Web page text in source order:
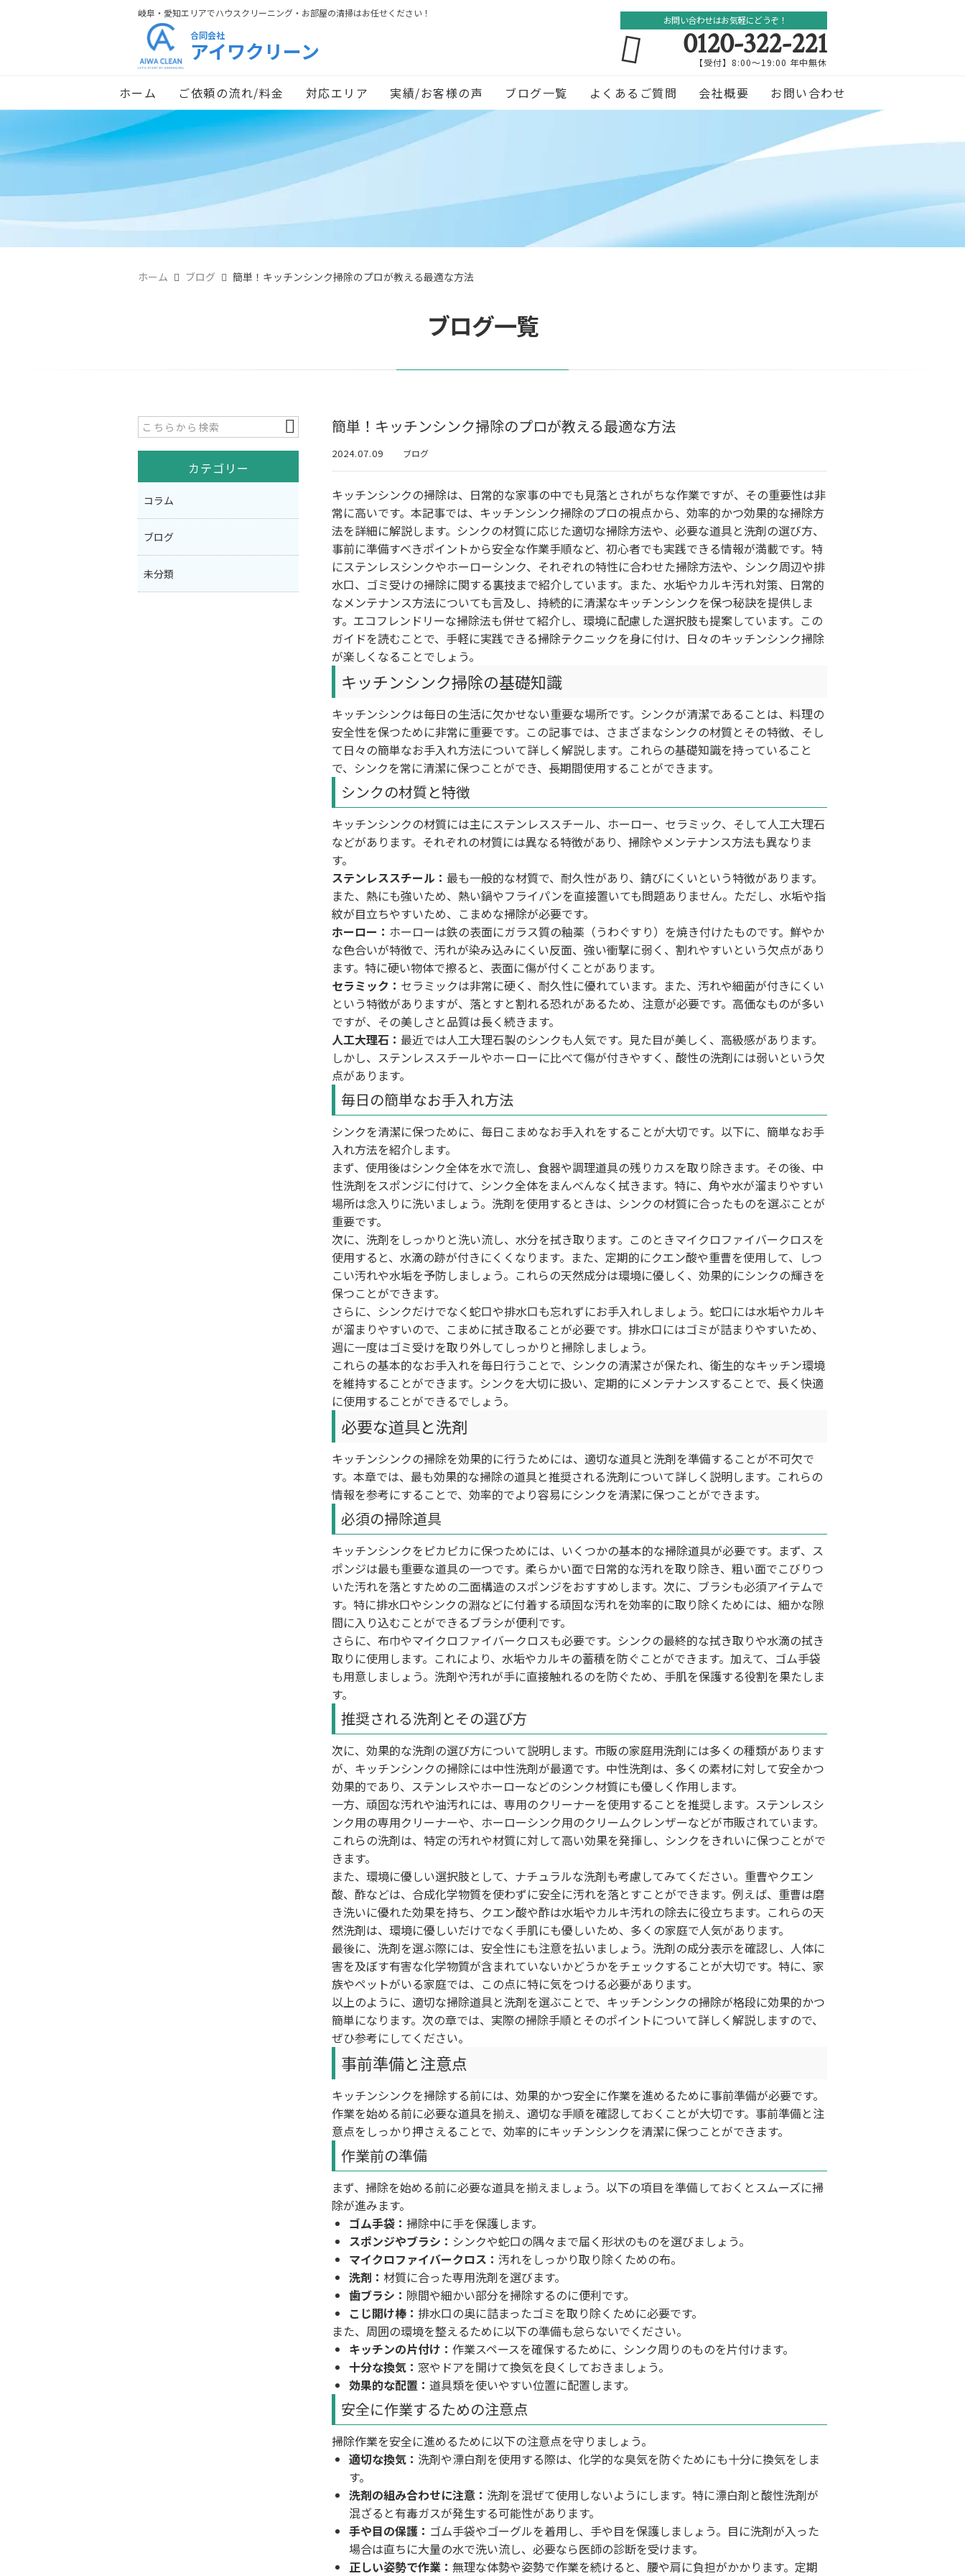
岐阜・愛知エリアでハウスクリーニング・お部屋の清掃はお任せください！
合同会社
アイワクリーン
お問い合わせはお気軽にどうぞ！
0120-322-221
【受付】8:00～19:00 年中無休
ホーム ご依頼の流れ/料金 対応エリア 実績/お客様の声 ブログ一覧 よくあるご質問 会社概要 お問い合わせ
ホーム ブログ 簡単！キッチンシンク掃除のプロが教える最適な方法
ブログ一覧
簡単！キッチンシンク掃除のプロが教える最適な方法
2024.07.09 ブログ
キッチンシンクの掃除は、日常的な家事の中でも見落とされがちな作業ですが、その重要性は非
常に高いです。本記事では、キッチンシンク掃除のプロの視点から、効率的かつ効果的な掃除方
法を詳細に解説します。シンクの材質に応じた適切な掃除方法や、必要な道具と洗剤の選び方、
事前に準備すべきポイントから安全な作業手順など、初心者でも実践できる情報が満載です。特
にステンレスシンクやホーローシンク、それぞれの特性に合わせた掃除方法や、シンク周辺や排
水口、ゴミ受けの掃除に関する裏技まで紹介しています。また、水垢やカルキ汚れ対策、日常的
なメンテナンス方法についても言及し、持続的に清潔なキッチンシンクを保つ秘訣を提供しま
す。エコフレンドリーな掃除法も併せて紹介し、環境に配慮した選択肢も提案しています。この
ガイドを読むことで、手軽に実践できる掃除テクニックを身に付け、日々のキッチンシンク掃除
が楽しくなることでしょう。
キッチンシンク掃除の基礎知識
キッチンシンクは毎日の生活に欠かせない重要な場所です。シンクが清潔であることは、料理の
安全性を保つために非常に重要です。この記事では、さまざまなシンクの材質とその特徴、そし
て日々の簡単なお手入れ方法について詳しく解説します。これらの基礎知識を持っていること
で、シンクを常に清潔に保つことができ、長期間使用することができます。
シンクの材質と特徴
キッチンシンクの材質には主にステンレススチール、ホーロー、セラミック、そして人工大理石
などがあります。それぞれの材質には異なる特徴があり、掃除やメンテナンス方法も異なりま
す。
ステンレススチール： 最も一般的な材質で、耐久性があり、錆びにくいという特徴があります。
また、熱にも強いため、熱い鍋やフライパンを直接置いても問題ありません。ただし、水垢や指
紋が目立ちやすいため、こまめな掃除が必要です。
ホーロー： ホーローは鉄の表面にガラス質の釉薬（うわぐすり）を焼き付けたものです。鮮やか
な色合いが特徴で、汚れが染み込みにくい反面、強い衝撃に弱く、割れやすいという欠点があり
ます。特に硬い物体で擦ると、表面に傷が付くことがあります。
セラミック： セラミックは非常に硬く、耐久性に優れています。また、汚れや細菌が付きにくい
という特徴がありますが、落とすと割れる恐れがあるため、注意が必要です。高価なものが多い
ですが、その美しさと品質は長く続きます。
人工大理石： 最近では人工大理石製のシンクも人気です。見た目が美しく、高級感があります。
しかし、ステンレススチールやホーローに比べて傷が付きやすく、酸性の洗剤には弱いという欠
点があります。
毎日の簡単なお手入れ方法
シンクを清潔に保つために、毎日こまめなお手入れをすることが大切です。以下に、簡単なお手
入れ方法を紹介します。
まず、使用後はシンク全体を水で流し、食器や調理道具の残りカスを取り除きます。その後、中
性洗剤をスポンジに付けて、シンク全体をまんべんなく拭きます。特に、角や水が溜まりやすい
場所は念入りに洗いましょう。洗剤を使用するときは、シンクの材質に合ったものを選ぶことが
重要です。
次に、洗剤をしっかりと洗い流し、水分を拭き取ります。このときマイクロファイバークロスを
使用すると、水滴の跡が付きにくくなります。また、定期的にクエン酸や重曹を使用して、しつ
こい汚れや水垢を予防しましょう。これらの天然成分は環境に優しく、効果的にシンクの輝きを
保つことができます。
さらに、シンクだけでなく蛇口や排水口も忘れずにお手入れしましょう。蛇口には水垢やカルキ
が溜まりやすいので、こまめに拭き取ることが必要です。排水口にはゴミが詰まりやすいため、
週に一度はゴミ受けを取り外してしっかりと掃除しましょう。
これらの基本的なお手入れを毎日行うことで、シンクの清潔さが保たれ、衛生的なキッチン環境
を維持することができます。シンクを大切に扱い、定期的にメンテナンスすることで、長く快適
に使用することができるでしょう。
必要な道具と洗剤
キッチンシンクの掃除を効果的に行うためには、適切な道具と洗剤を準備することが不可欠で
す。本章では、最も効果的な掃除の道具と推奨される洗剤について詳しく説明します。これらの
情報を参考にすることで、効率的でより容易にシンクを清潔に保つことができます。
必須の掃除道具
キッチンシンクをピカピカに保つためには、いくつかの基本的な掃除道具が必要です。まず、ス
ポンジは最も重要な道具の一つです。柔らかい面で日常的な汚れを取り除き、粗い面でこびりつ
いた汚れを落とすための二面構造のスポンジをおすすめします。次に、ブラシも必須アイテムで
す。特に排水口やシンクの淵などに付着する頑固な汚れを効率的に取り除くためには、細かな隙
間に入り込むことができるブラシが便利です。
さらに、布巾やマイクロファイバークロスも必要です。シンクの最終的な拭き取りや水滴の拭き
取りに使用します。これにより、水垢やカルキの蓄積を防ぐことができます。加えて、ゴム手袋
も用意しましょう。洗剤や汚れが手に直接触れるのを防ぐため、手肌を保護する役割を果たしま
す。
推奨される洗剤とその選び方
次に、効果的な洗剤の選び方について説明します。市販の家庭用洗剤には多くの種類があります
が、キッチンシンクの掃除には中性洗剤が最適です。中性洗剤は、多くの素材に対して安全かつ
効果的であり、ステンレスやホーローなどのシンク材質にも優しく作用します。
一方、頑固な汚れや油汚れには、専用のクリーナーを使用することを推奨します。ステンレスシ
ンク用の専用クリーナーや、ホーローシンク用のクリームクレンザーなどが市販されています。
これらの洗剤は、特定の汚れや材質に対して高い効果を発揮し、シンクをきれいに保つことがで
きます。
また、環境に優しい選択肢として、ナチュラルな洗剤も考慮してみてください。重曹やクエン
酸、酢などは、合成化学物質を使わずに安全に汚れを落とすことができます。例えば、重曹は磨
き洗いに優れた効果を持ち、クエン酸や酢は水垢やカルキ汚れの除去に役立ちます。これらの天
然洗剤は、環境に優しいだけでなく手肌にも優しいため、多くの家庭で人気があります。
最後に、洗剤を選ぶ際には、安全性にも注意を払いましょう。洗剤の成分表示を確認し、人体に
害を及ぼす有害な化学物質が含まれていないかどうかをチェックすることが大切です。特に、家
族やペットがいる家庭では、この点に特に気をつける必要があります。
以上のように、適切な掃除道具と洗剤を選ぶことで、キッチンシンクの掃除が格段に効果的かつ
簡単になります。次の章では、実際の掃除手順とそのポイントについて詳しく解説しますので、
ぜひ参考にしてください。
事前準備と注意点
キッチンシンクを掃除する前には、効果的かつ安全に作業を進めるために事前準備が必要です。
作業を始める前に必要な道具を揃え、適切な手順を確認しておくことが大切です。事前準備と注
意点をしっかり押さえることで、効率的にキッチンシンクを清潔に保つことができます。
作業前の準備
まず、掃除を始める前に必要な道具を揃えましょう。以下の項目を準備しておくとスムーズに掃
除が進みます。
ゴム手袋： 掃除中に手を保護します。
スポンジやブラシ： シンクや蛇口の隅々まで届く形状のものを選びましょう。
マイクロファイバークロス： 汚れをしっかり取り除くための布。
洗剤： 材質に合った専用洗剤を選びます。
歯ブラシ： 隙間や細かい部分を掃除するのに便利です。
こじ開け棒： 排水口の奥に詰まったゴミを取り除くために必要です。
また、周囲の環境を整えるために以下の準備も怠らないでください。
キッチンの片付け： 作業スペースを確保するために、シンク周りのものを片付けます。
十分な換気： 窓やドアを開けて換気を良くしておきましょう。
効果的な配置： 道具類を使いやすい位置に配置します。
安全に作業するための注意点
掃除作業を安全に進めるために以下の注意点を守りましょう。
適切な換気： 洗剤や漂白剤を使用する際は、化学的な臭気を防ぐためにも十分に換気をしま
す。
洗剤の組み合わせに注意： 洗剤を混ぜて使用しないようにします。特に漂白剤と酸性洗剤が
混ざると有毒ガスが発生する可能性があります。
手や目の保護： ゴム手袋やゴーグルを着用し、手や目を保護しましょう。目に洗剤が入った
場合は直ちに大量の水で洗い流し、必要なら医師の診断を受けます。
正しい姿勢で作業： 無理な体勢や姿勢で作業を続けると、腰や肩に負担がかかります。定期
カテゴリー
コラム
ブログ
未分類